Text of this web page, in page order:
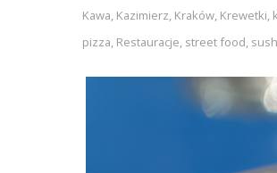
Kawa, Kazimierz, Kraków, Krewetki,
pizza, Restauracje, street food,